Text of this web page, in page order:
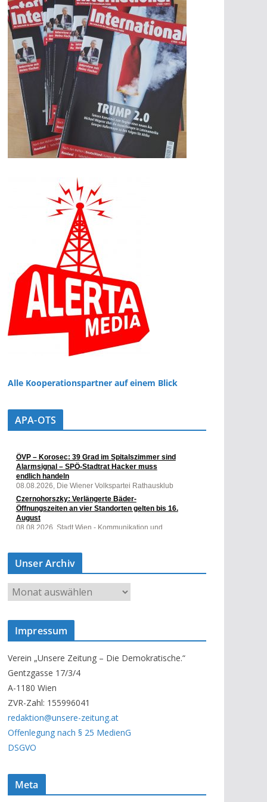
Alle Kooperationspartner auf einem Blick
APA-OTS
Unser Archiv
U
n
s
A
r
c
h
i
v
Impressum
Verein „Unsere Zeitung – Die Demokratische.“
Gentzgasse 17/3/4
A-1180 Wien
ZVR-Zahl: 155996041
redaktion@unsere-zeitung.at
Offenlegung nach § 25 MedienG
DSGVO
Meta